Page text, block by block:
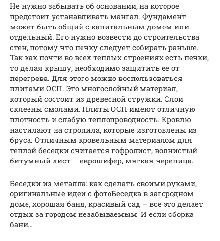
Не нужно забывать об основании, на которое
предстоит устанавливать мангал. Фундамент
может быть общий с капитальным домом или
отдельный. Его нужно возвести до строительства
стен, потому что печку следует собирать раньше.
Так как почти во всех теплых строениях есть печки,
то делая крышу, необходимо защитить ее от
перегрева. Для этого можно воспользоваться
плитами ОСП. Это многослойный материал,
который состоит из древесной стружки. Слои
склеены смолами. Плиты ОСП имеют отличную
плотность и слабую теплопроводность. Кровлю
настилают на стропила, которые изготовлены из
бруса. Отличным кровельным материалом для
теплой беседки считается гофролист, волнистый
битумный лист – еврошифер, мягкая черепица.
Беседки из металла: как сделать своими руками,
оригинальные идеи с фотоБеседка в загородном
доме, хорошая баня, красивый сад – все это делает
отдых за городом незабываемым. И если сборка
бани…